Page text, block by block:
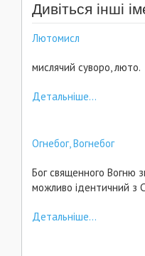
Дивіться інші
Лютомисл
мислячий суворо, люто.
Детальніше...
Огнебог, Вогнебог
Бог священного Вогню
можливо ідентичний з
Детальніше...